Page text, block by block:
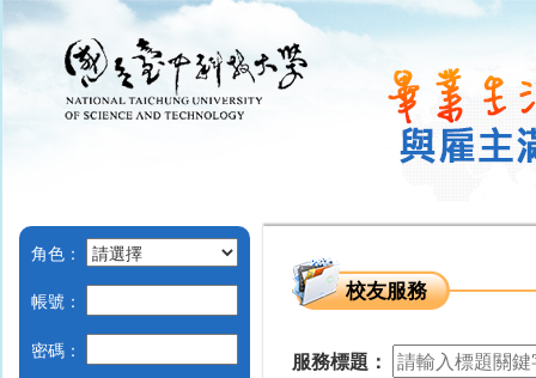
角色：
帳號：
密碼：
校友服務
服務標題：